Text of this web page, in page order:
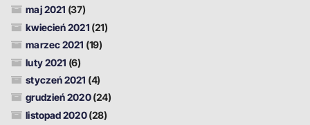
maj 2021 (37)
kwiecień 2021 (21)
marzec 2021 (19)
luty 2021 (6)
styczeń 2021 (4)
grudzień 2020(24)
listopad 2020(28)